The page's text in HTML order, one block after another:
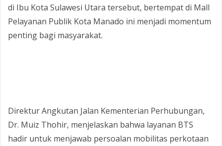
di Ibu Kota Sulawesi Utara tersebut, bertempat di Mall
Pelayanan Publik Kota Manado ini menjadi momentum
penting bagi masyarakat.
‎Direktur Angkutan Jalan Kementerian Perhubungan,
Dr. Muiz Thohir, menjelaskan bahwa layanan BTS
hadir untuk menjawab persoalan mobilitas perkotaan